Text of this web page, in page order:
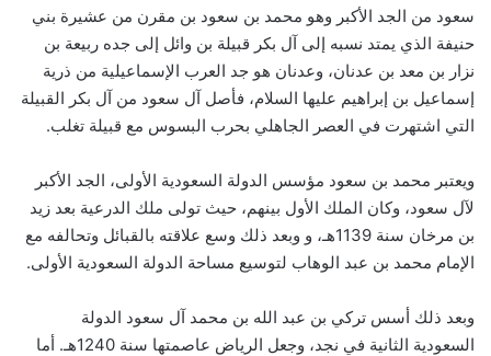
سعود من الجد الأكبر وهو محمد بن سعود بن مقرن من عشيرة بني
حنيفة الذي يمتد نسبه إلى آل بكر قبيلة بن وائل إلى جده ربيعة بن
نزار بن معد بن عدنان، وعدنان هو جد العرب الإسماعيلية من ذرية
إسماعيل بن إبراهيم عليها السلام، فأصل آل سعود من آل بكر القبيلة
التي اشتهرت في العصر الجاهلي بحرب البسوس مع قبيلة تغلب.
ويعتبر محمد بن سعود مؤسس الدولة السعودية الأولى، الجد الأكبر
لآل سعود، وكان الملك الأول بينهم، حيث تولى ملك الدرعية بعد زيد
بن مرخان سنة 1139هـ، و وبعد ذلك وسع علاقته بالقبائل وتحالفه مع
الإمام محمد بن عبد الوهاب لتوسيع مساحة الدولة السعودية الأولى.
وبعد ذلك أسس تركي بن ​​عبد الله بن محمد آل سعود الدولة
السعودية الثانية في نجد، وجعل الرياض عاصمتها سنة 1240هـ. أما